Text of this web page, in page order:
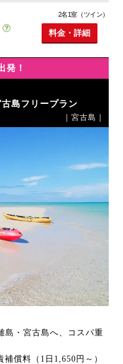
2名1室（ツイン）
料金・詳細
発！
古島フリープラン
｜宮古島｜
島・宮古島へ、コスパ重
償料（1日1,650円～）